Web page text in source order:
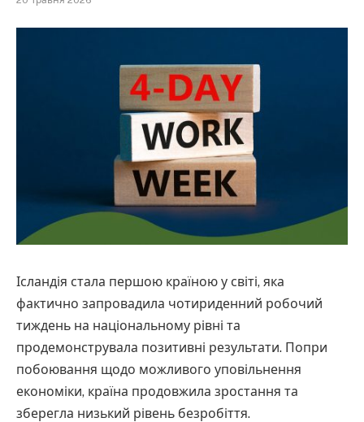
Ісландія стала першою країною у світі, яка
фактично запровадила чотириденний робочий
тиждень на національному рівні та
продемонструвала позитивні результати. Попри
побоювання щодо можливого уповільнення
економіки, країна продовжила зростання та
зберегла низький рівень безробіття.